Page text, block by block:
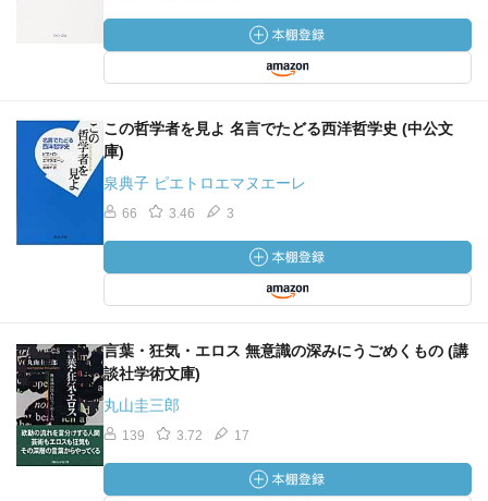
この哲学者を見よ 名言でたどる西洋哲学史 (中公文
庫)
泉典子 ピエトロエマヌエーレ
66 3.46 3
言葉・狂気・エロス 無意識の深みにうごめくもの (講
談社学術文庫)
丸山圭三郎
139 3.72 17